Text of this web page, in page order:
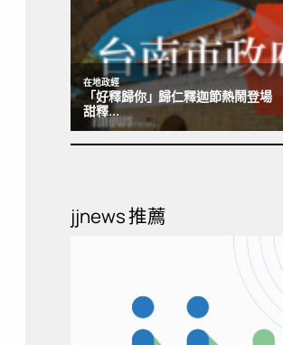
jjnews 推薦